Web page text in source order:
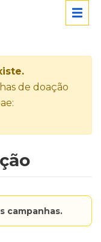
de doação
campanhas.